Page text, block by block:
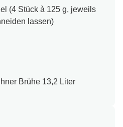
(4 Stück à 125 g, jeweils
lassen)
Brühe 13,2 Liter